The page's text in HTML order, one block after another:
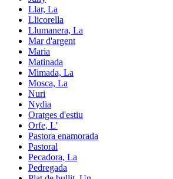
Llar, La
Llicorella
Llumanera, La
Mar d'argent
Maria
Matinada
Mimada, La
Mosca, La
Nuri
Nydia
Oratges d'estiu
Orfe, L'
Pastora enamorada
Pastoral
Pecadora, La
Pedregada